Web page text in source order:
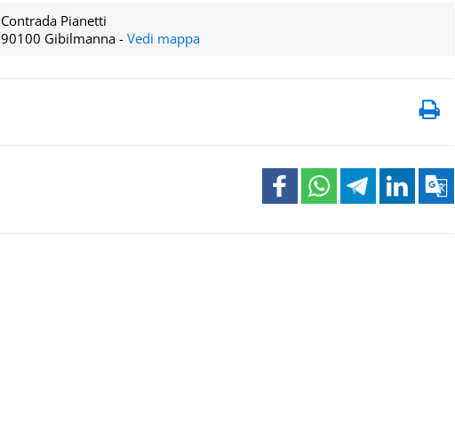
Contrada Pianetti
90100 Gibilmanna - Vedi mappa